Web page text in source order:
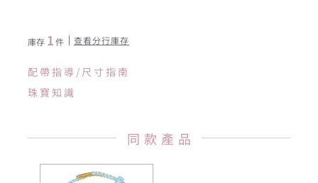
庫存 1件 查看分行庫存
配帶指導/尺寸指南
珠寶知識
同款產品